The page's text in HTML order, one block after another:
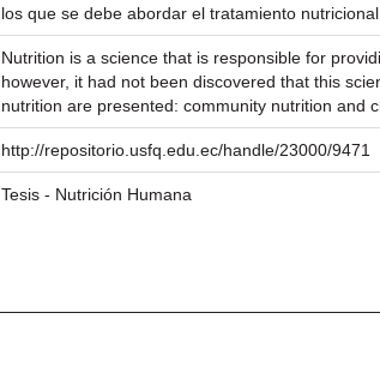
los que se debe abordar el tratamiento
Nutrition is a science that is responsible for
however, it had not been discovered that this
nutrition are presented: community nutrition and
http://repositorio.usfq.edu.ec/handle/23000/9471
Tesis - Nutrición Humana